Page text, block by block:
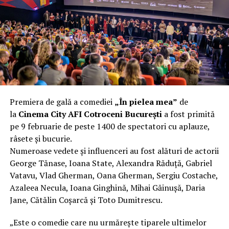
încât nu a mai putut fi pliat. Proprietarul l-a aruncat la
fier vechi a doua zi. Asta ca să fie clar de la început: nu
vorbim despre preferințe estetice, ci despre
funcționalitate reală.
Aluminiul, pe scurt: ușor,
rezistent la coroziune, dar cu
nuanțe
Aluminiul e materialul care apare primul în conversație
când cineva caută un pavilion ușor. Și pe bună dreptate.
Densitatea aluminiului e de aproximativ 2,7 g/cm³, față
de circa 7,8 g/cm³ pentru oțel. Practic, la un volum
identic, aluminiul cântărește cam o treime din greutatea
oțelului. Pentru oricine transportă, montează și
demontează frecvent o structură, diferența asta se
simte enorm.
Premiera de gală a comediei „În pielea mea” de
la Cinema City AFI Cotroceni Bucureștia fost primită
pe 9 februarie de peste 1400 de spectatori cu aplauze,
râsete și bucurie.
Numeroase vedete și influenceri au fost alături de actorii
George Tănase, Ioana State, Alexandra Răduță, Gabriel
Vatavu, Vlad Gherman, Oana Gherman, Sergiu Costache,
Azaleea Necula, Ioana Ginghină, Mihai Găinușă, Daria
Jane, Cătălin Coșarcă și Toto Dumitrescu.
„Este o comedie care nu urmărește tiparele ultimelor